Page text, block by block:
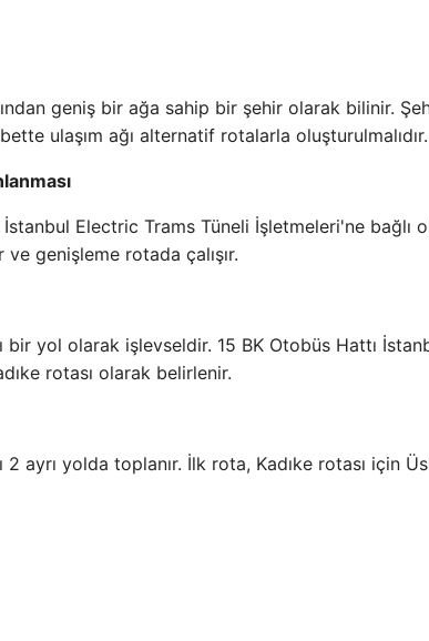
geniş bir ağa sahip bir şehir olarak bilinir.
ulaşım ağı alternatif rotalarla oluşturulmalıdır.
Electric Trams Tüneli İşletmeleri'ne bağlı
ve genişleme rotada çalışır.
bir yol olarak işlevseldir. 15 BK Otobüs Hattı
rotası olarak belirlenir.
ayrı yolda toplanır. İlk rota, Kadıke rotası için